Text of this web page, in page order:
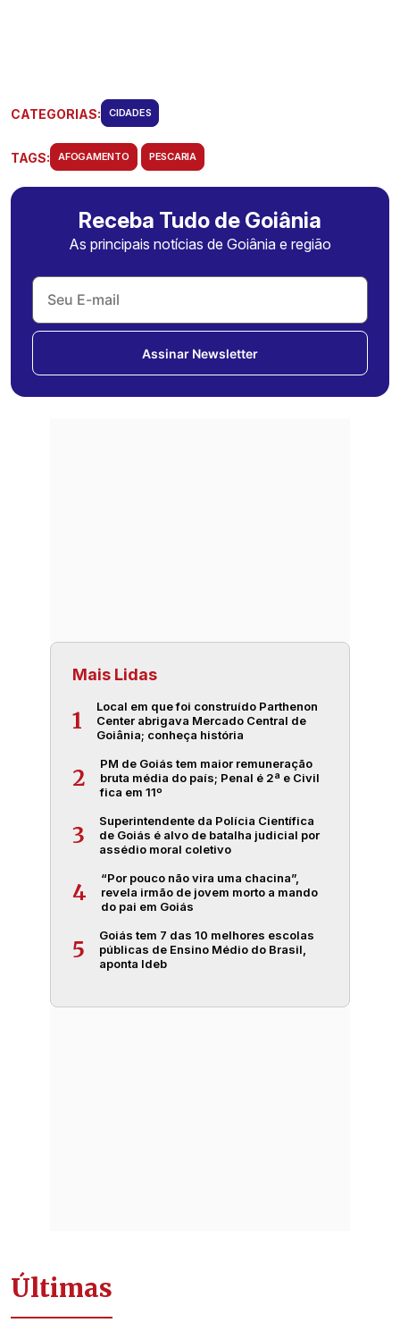
CATEGORIAS: CIDADES
TAGS: AFOGAMENTO PESCARIA
Receba Tudo de Goiânia
As principais notícias de Goiânia e região
Assinar Newsletter
Mais Lidas
1
Local em que foi construído Parthenon
Center abrigava Mercado Central de
Goiânia; conheça história
2
PM de Goiás tem maior remuneração
bruta média do país; Penal é 2ª e Civil
fica em 11º
3
Superintendente da Polícia Científica
de Goiás é alvo de batalha judicial por
assédio moral coletivo
4
“Por pouco não vira uma chacina”,
revela irmão de jovem morto a mando
do pai em Goiás
5
Goiás tem 7 das 10 melhores escolas
públicas de Ensino Médio do Brasil,
aponta Ideb
Últimas